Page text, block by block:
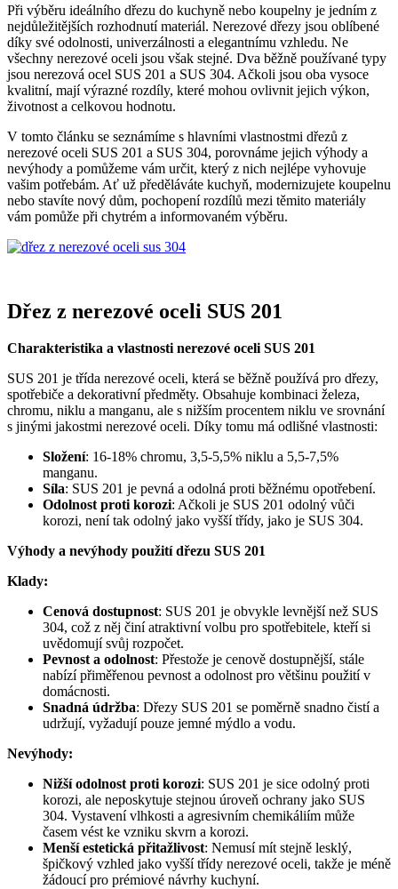
Při výběru ideálního dřezu do kuchyně nebo koupelny je jedním z
nejdůležitějších rozhodnutí materiál. Nerezové dřezy jsou oblíbené
díky své odolnosti, univerzálnosti a elegantnímu vzhledu. Ne
všechny nerezové oceli jsou však stejné. Dva běžně používané typy
jsou nerezová ocel SUS 201 a SUS 304. Ačkoli jsou oba vysoce
kvalitní, mají výrazné rozdíly, které mohou ovlivnit jejich výkon,
životnost a celkovou hodnotu.
V tomto článku se seznámíme s hlavními vlastnostmi dřezů z
nerezové oceli SUS 201 a SUS 304, porovnáme jejich výhody a
nevýhody a pomůžeme vám určit, který z nich nejlépe vyhovuje
vašim potřebám. Ať už předěláváte kuchyň, modernizujete koupelnu
nebo stavíte nový dům, pochopení rozdílů mezi těmito materiály
vám pomůže při chytrém a informovaném výběru.
Dřez z nerezové oceli SUS 201
Charakteristika a vlastnosti nerezové oceli SUS 201
SUS 201 je třída nerezové oceli, která se běžně používá pro dřezy,
spotřebiče a dekorativní předměty. Obsahuje kombinaci železa,
chromu, niklu a manganu, ale s nižším procentem niklu ve srovnání
s jinými jakostmi nerezové oceli. Díky tomu má odlišné vlastnosti:
Složení: 16-18% chromu, 3,5-5,5% niklu a 5,5-7,5%
manganu.
Síla: SUS 201 je pevná a odolná proti běžnému opotřebení.
Odolnost proti korozi: Ačkoli je SUS 201 odolný vůči
korozi, není tak odolný jako vyšší třídy, jako je SUS 304.
Výhody a nevýhody použití dřezu SUS 201
Klady:
Cenová dostupnost: SUS 201 je obvykle levnější než SUS
304, což z něj činí atraktivní volbu pro spotřebitele, kteří si
uvědomují svůj rozpočet.
Pevnost a odolnost: Přestože je cenově dostupnější, stále
nabízí přiměřenou pevnost a odolnost pro většinu použití v
domácnosti.
Snadná údržba: Dřezy SUS 201 se poměrně snadno čistí a
udržují, vyžadují pouze jemné mýdlo a vodu.
Nevýhody:
Nižší odolnost proti korozi: SUS 201 je sice odolný proti
korozi, ale neposkytuje stejnou úroveň ochrany jako SUS
304. Vystavení vlhkosti a agresivním chemikáliím může
časem vést ke vzniku skvrn a korozi.
Menší estetická přitažlivost: Nemusí mít stejně lesklý,
špičkový vzhled jako vyšší třídy nerezové oceli, takže je méně
žádoucí pro prémiové návrhy kuchyní.